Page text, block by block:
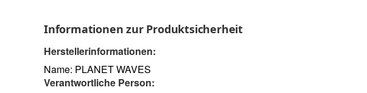
Informationen zur Produktsicherheit
Herstellerinformationen:
Name: PLANET WAVES
Verantwortliche Person: